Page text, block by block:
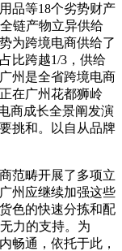
品等18个劣势财产
链产物立异供给
为跨境电商供给了
比跨越1/3，供给
州是全省跨境电商
在广州花都狮岭
商成长全景阐发演
挑和。以自从品牌
范畴开展了多项立
州应继续加强这些
色的快速分拣和配
力的支持。为
畅通，依托于此，